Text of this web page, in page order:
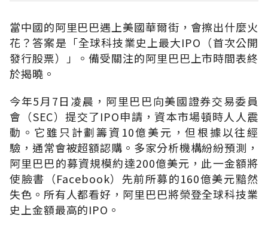
當中國的阿里巴巴遇上美國華爾街，會擦出什麼火
花？答案是「全球科技業史上最大IPO（首次公開
發行股票）」。備受關注的阿里巴巴上市時間表終
於揭曉。
今年5月7日凌晨，阿里巴巴向美國證券交易委員
會（SEC）提交了IPO申請，資本市場頓時人人震
動。它雖只計劃籌資10億美元，但根據以往經
驗，通常會被超額認購。多家分析機構紛紛預測，
阿里巴巴的募資規模約達200億美元，此一金額將
使臉書（Facebook）先前所募的160億美元黯然
失色。所有人都看好，阿里巴巴將榮登全球科技業
史上金額最高的IPO。